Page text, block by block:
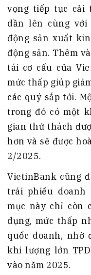
vọng tiếp tục cải
dần lên cùng với
động sản xuất
động sản. Thêm
tái cơ cấu của
mức thấp giúp
các quý sắp tới.
trong đó có một
gian thử thách
hơn và sẽ được
2/2025.
VietinBank cũng
trái phiếu doanh
mục này chỉ còn
dụng, mức thấp
quốc doanh, nhờ
khi lượng lớn
vào năm 2025.